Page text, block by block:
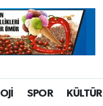
SPOR KÜLTÜR